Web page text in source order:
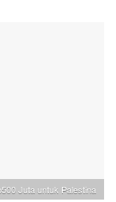
Juta untuk Palestina